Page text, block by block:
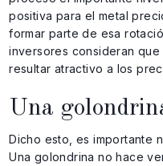
positiva para el metal
formar parte de esa
inversores consideran
resultar atractivo a los
Una
Dicho esto, es importante
Una golondrina no hace